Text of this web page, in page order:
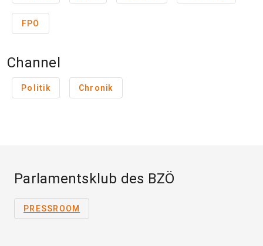
FPÖ
Channel
Politik Chronik
Parlamentsklub des BZÖ
PRESSROOM